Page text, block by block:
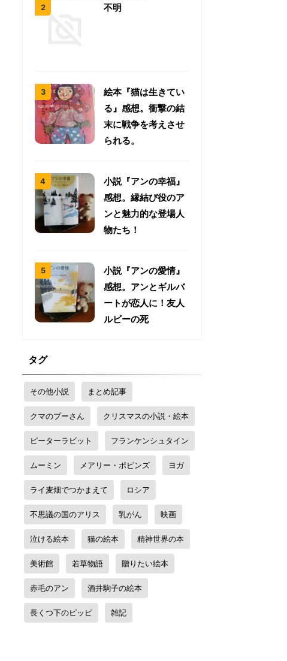
不明
絵本『猫は生きてい
る』感想。衝撃の結
末に戦争を考えさせ
られる。
小説『アンの幸福』
感想。縁結び役のア
ンと魅力的な登場人
物たち！
小説『アンの愛情』
感想。アンとギルバ
ートが恋人に！友人
ルビーの死
タグ
その他小説 まとめ記事
クマのプーさん クリスマスの小説・絵本
ピーターラビット フランケンシュタイン
ムーミン メアリー・ポピンズ ヨガ
ライ麦畑でつかまえて ロシア
不思議の国のアリス 乳がん 映画
泣ける絵本 猫の絵本 精神世界の本
美術館 若草物語 贈りたい絵本
赤毛のアン 酒井駒子の絵本
長くつ下のピッピ 雑記